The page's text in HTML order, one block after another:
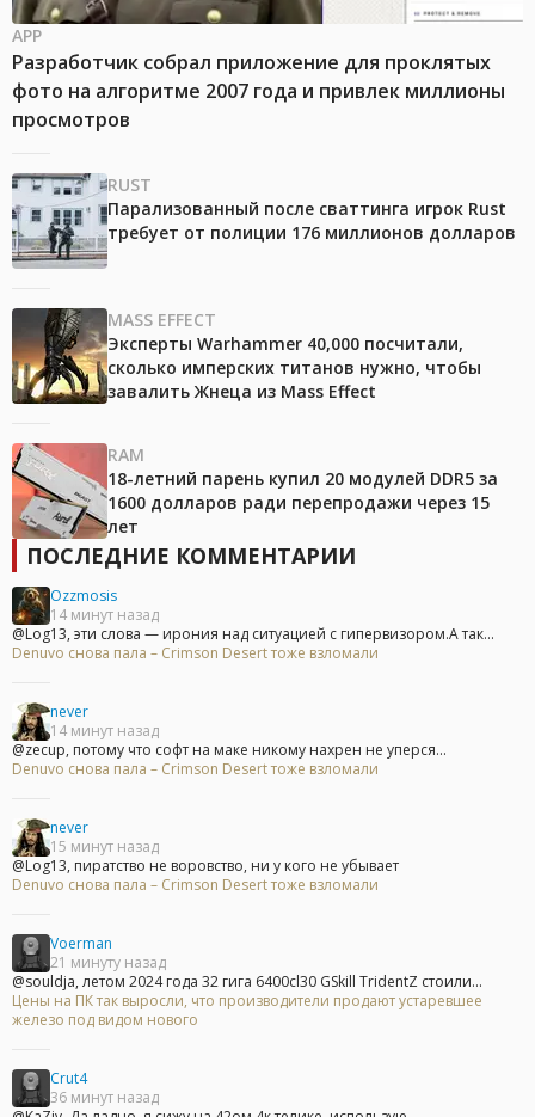
APP
Разработчик собрал приложение для проклятых
фото на алгоритме 2007 года и привлек миллионы
просмотров
RUST
Парализованный после сваттинга игрок Rust
требует от полиции 176 миллионов долларов
MASS EFFECT
Эксперты Warhammer 40,000 посчитали,
сколько имперских титанов нужно, чтобы
завалить Жнеца из Mass Effect
RAM
18-летний парень купил 20 модулей DDR5 за
1600 долларов ради перепродажи через 15
лет
ПОСЛЕДНИЕ КОММЕНТАРИИ
Ozzmosis
14 минут назад
@Log13, эти слова — ирония над ситуацией с гипервизором.А так...
Denuvo снова пала – Crimson Desert тоже взломали
never
14 минут назад
@zecup, потому что софт на маке никому нахрен не уперся...
Denuvo снова пала – Crimson Desert тоже взломали
never
15 минут назад
@Log13, пиратство не воровство, ни у кого не убывает
Denuvo снова пала – Crimson Desert тоже взломали
Voerman
21 минуту назад
@souldja, летом 2024 года 32 гига 6400cl30 GSkill TridentZ стоили...
Цены на ПК так выросли, что производители продают устаревшее
железо под видом нового
Crut4
36 минут назад